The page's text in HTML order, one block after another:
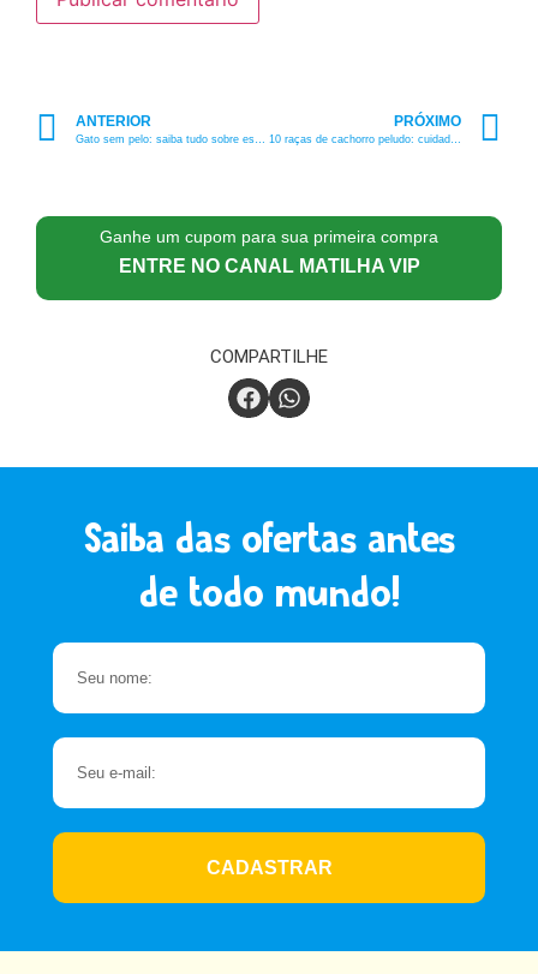
ANTERIOR PRÓXIMO
Ganhe um cupom para sua primeira compra
ENTRE NO CANAL MATILHA VIP
COMPARTILHE
Saiba das ofertas antes
de todo mundo!
CADASTRAR